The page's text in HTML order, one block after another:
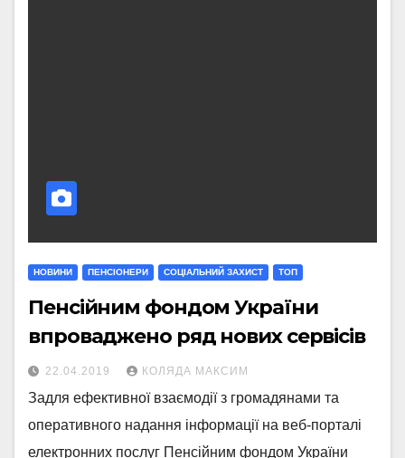
НОВИНИ ПЕНСІОНЕРИ СОЦІАЛЬНИЙ ЗАХИСТ ТОП
Пенсійним фондом України
впроваджено ряд нових сервісів
22.04.2019 КОЛЯДА МАКСИМ
Задля ефективної взаємодії з громадянами та
оперативного надання інформації на веб-порталі
електронних послуг Пенсійним фондом України